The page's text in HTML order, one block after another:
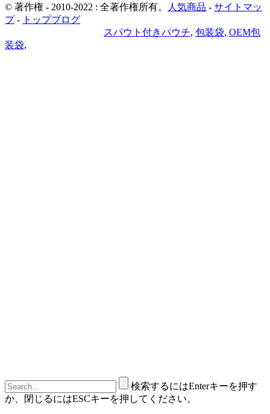
© 著作権 - 2010-2022 : 全著作権所有。
人気商品 - サイトマッ
プ- トップブログ
スパウト付きパウチ, 包装袋, OEM包
装袋,
検索するにはEnterキーを押す
か、閉じるにはESCキーを押してください。